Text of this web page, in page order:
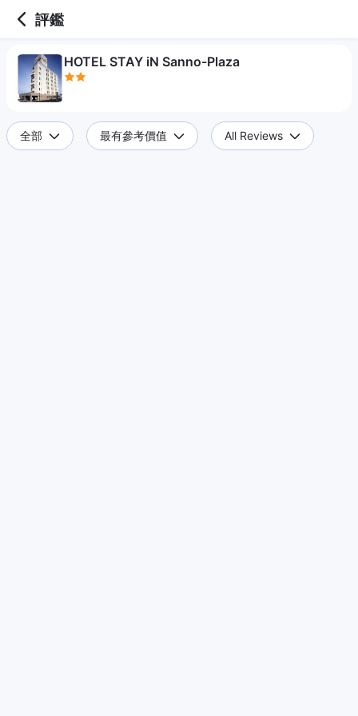
評鑑
HOTEL STAY iN Sanno-Plaza
全部 最有參考價值 All Reviews